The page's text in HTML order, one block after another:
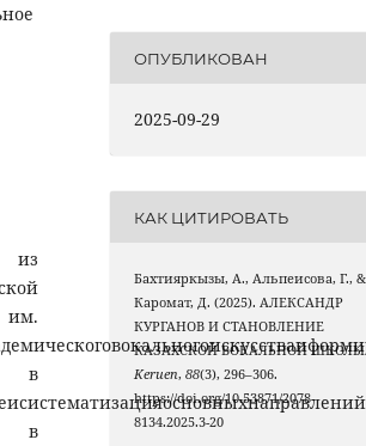
в
в
ОПУБЛИКОВАН
2025-09-29
КАК ЦИТИРОВАТЬ
Бахтияркызы, А., Альпеисова, Г., &
Каромат, Д. (2025). АЛЕКСАНДР
КУРГАНОВ И СТАНОВЛЕНИЕ
КАЗАХСКОЙ ВОКАЛЬНОЙ
Keruen,88(3), 296–306.
https://doi.org/10.53871/2078-
8134.2025.3-20